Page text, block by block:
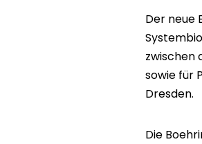
Der neue
zwischen
sowie für
Dresden.
Die